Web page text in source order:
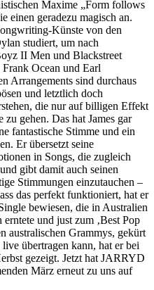
Maxime „Form follows
einen geradezu magisch an.
Künste von den
studiert, um nach
II Men und Blackstreet
Ocean und Earl
Arrangements sind durchaus
und letztlich doch
die nur auf billigen Effekt
gehen. Das hat James gar
fantastische Stimme und ein
Er übersetzt seine
in Songs, die zugleich
gibt damit auch seinen
Stimmungen einzutauchen –
das perfekt funktioniert, hat er
bewiesen, die in Australien
und just zum ‚Best Pop
australischen Grammys, gekürt
übertragen kann, hat er bei
gezeigt. Jetzt hat JARRYD
März erneut zu uns auf